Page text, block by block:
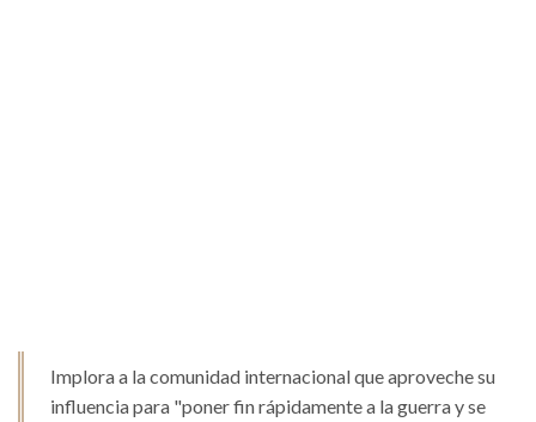
Implora a la comunidad internacional que aproveche su
influencia para "poner fin rápidamente a la guerra y se